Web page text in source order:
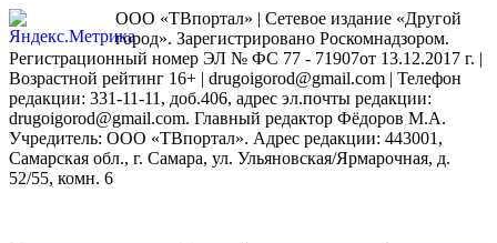
ООО «ТВпортал» | Сетевое издание «Другой
город». Зарегистрировано Роскомнадзором.
Регистрационный номер ЭЛ № ФС 77 - 71907от 13.12.2017 г. |
Возрастной рейтинг 16+ | drugoigorod@gmail.com | Телефон
редакции: 331-11-11, доб.406, адрес эл.почты редакции:
drugoigorod@gmail.com. Главный редактор Фёдоров М.А.
Учредитель: ООО «ТВпортал». Адрес редакции: 443001,
Самарская обл., г. Самара, ул. Ульяновская/Ярмарочная, д.
52/55, комн. 6